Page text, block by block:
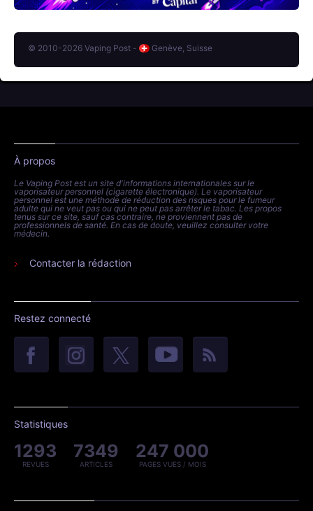
© 2010-2026 Vaping Post - Genève, Suisse
À propos
Le Vaping Post est un site d'informations internationales sur le
vaporisateur personnel (cigarette électronique). Le vaporisateur
personnel est une méthode de réduction des risques pour le fumeur
adulte qui ne veut pas ou qui ne peut pas arrêter le tabac. Les propos
tenus sur ce site, sauf cas contraire, ne proviennent pas de
professionnels de santé. En cas de doute, veuillez consulter votre
médecin.
Contacter la rédaction
Restez connecté
Statistiques
1293
REVUES
7349
ARTICLES
247 000
PAGES VUES / MOIS